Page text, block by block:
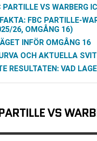
PARTILLE VS WARBERG
FBC PARTILLE-
26, OMGÅNG 16)
INFÖR OMGÅNG 16
OCH AKTUELLA
RESULTATEN: VAD
KRING ODDS OCH
FAKTA
VS